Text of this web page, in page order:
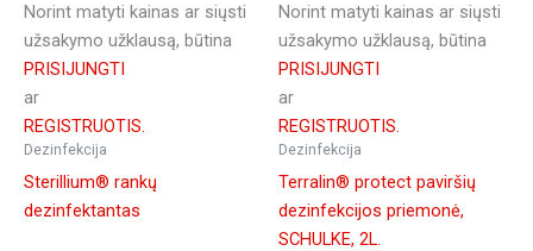
Norint matyti kainas ar siųsti
užsakymo užklausą, būtina
PRISIJUNGTI
ar
REGISTRUOTIS.
Dezinfekcija
Sterillium® rankų
dezinfektantas
Norint matyti kainas ar siųsti
užsakymo užklausą, būtina
PRISIJUNGTI
ar
REGISTRUOTIS.
Dezinfekcija
Terralin® protect paviršių
dezinfekcijos priemonė,
SCHULKE, 2L.